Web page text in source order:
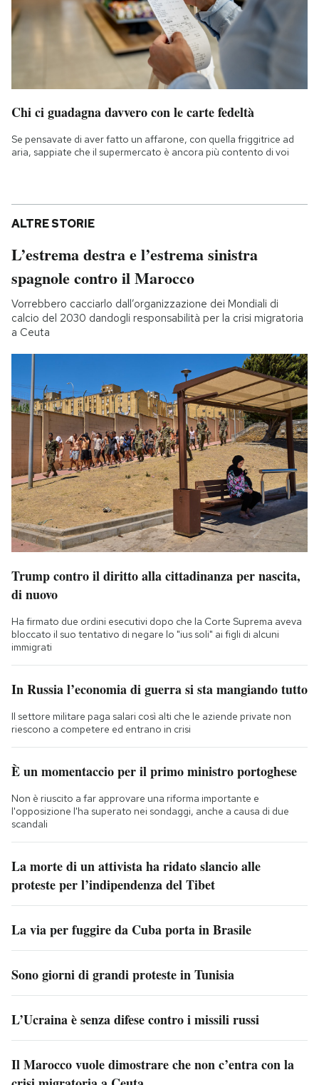
Chi ci guadagna davvero con le carte fedeltà
Se pensavate di aver fatto un affarone, con quella friggitrice ad
aria, sappiate che il supermercato è ancora più contento di voi
ALTRE STORIE
L’estrema destra e l’estrema sinistra
spagnole contro il Marocco
Vorrebbero cacciarlo dall’organizzazione dei Mondiali di
calcio del 2030 dandogli responsabilità per la crisi migratoria
a Ceuta
Trump contro il diritto alla cittadinanza per nascita,
di nuovo
Ha firmato due ordini esecutivi dopo che la Corte Suprema aveva
bloccato il suo tentativo di negare lo "ius soli" ai figli di alcuni
immigrati
In Russia l’economia di guerra si sta mangiando tutto
Il settore militare paga salari così alti che le aziende private non
riescono a competere ed entrano in crisi
È un momentaccio per il primo ministro portoghese
Non è riuscito a far approvare una riforma importante e
l'opposizione l'ha superato nei sondaggi, anche a causa di due
scandali
La morte di un attivista ha ridato slancio alle
proteste per l’indipendenza del Tibet
La via per fuggire da Cuba porta in Brasile
Sono giorni di grandi proteste in Tunisia
L’Ucraina è senza difese contro i missili russi
Il Marocco vuole dimostrare che non c’entra con la